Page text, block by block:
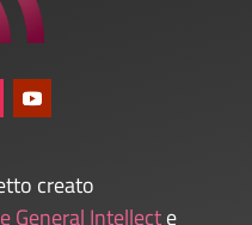
creato
General Intellecte